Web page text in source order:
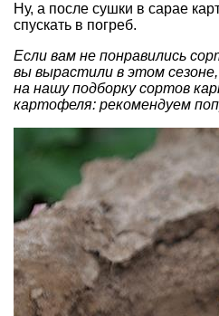
Ну, а после сушки в сарае
спускать в погреб.
Если вам не понравились
вы вырастили в этом
на нашу подборку сортов
картофеля: рекомендуем